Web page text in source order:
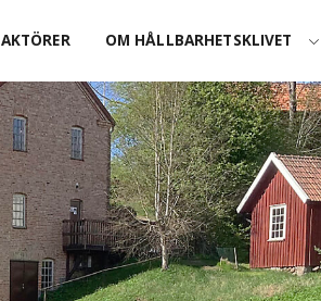
AKTÖRER OM HÅLLBARHETSKLIVET